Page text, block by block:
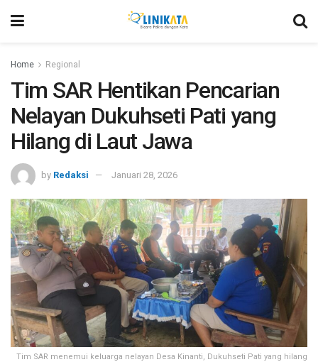
Home Regional
Tim SAR Hentikan Pencarian
Nelayan Dukuhseti Pati yang
Hilang di Laut Jawa
by Redaksi Januari 28, 2026
Tim SAR menemui keluarga nelayan Desa Kinanti, Dukuhseti Pati yang hilang